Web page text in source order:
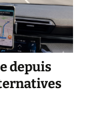
depuis